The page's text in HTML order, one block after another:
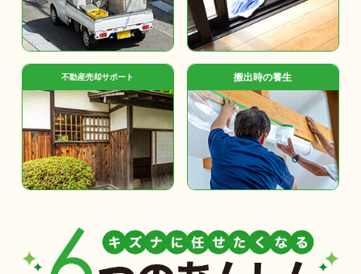
不動産売却サポート 搬出時の養生